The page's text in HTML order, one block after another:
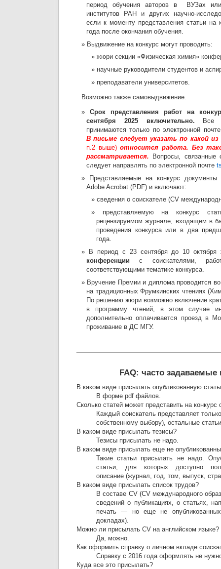
период обучения авторов в ВУЗах
институтов РАН и других научно-
если к моменту представления статьи на
года после окончания обучения.
Выдвижение на конкурс могут проводить:
жюри секции «Физическая химия»
научные руководители студентов и
преподаватели университетов.
Возможно также самовыдвижение.
Срок представления работ на
сентября 2025 включительно. Все
принимаются только по электронной
В письме следует указать по какой
п.2 выше)относится работа. Без
рассматривается. Вопросы, связанные
следует направлять по электронной почте
Представляемые на конкурс
Adobe Acrobat (PDF) и включают:
сведения о соискателе (CV
представляемую на конкурс
рецензируемом журнале, входящем в
проведения конкурса или в два
года.
В период с 23 сентября до 10 октября
конференции с соискателями,
соответствующими тематике конкурса.
Вручение Премии и диплома проводится
на традиционных Фрумкинских чтениях
По решению жюри возможно включение
в программу чтений, в этом случае
дополнительно оплачивается проезд в
проживание в ДС МГУ.
FAQ: часто
В каком виде присылать опубликованную
В форме pdf файлов.
Сколько статей может представить на конкурс
Каждый соискатель представляет
собственному выбору), остальные
В каком виде присылать тезисы?
Тезисы присылать не надо.
В каком виде присылать еще не
Такие статьи присылать не надо.
статьи, для которых доступно
описание (журнал, год, том, выпуск,
В каком виде присылать список трудов?
В составе CV (CV международного
сведений о публикациях, о статьях,
печать — но еще не
докладах).
Можно ли присылать CV на английском языке?
Да, можно.
Как оформить справку о личном вкладе
Справку с 2016 года оформлять не
Куда все это присылать?